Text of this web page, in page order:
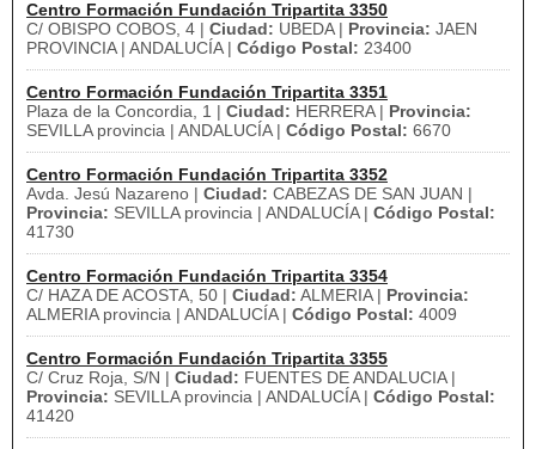
Centro Formación Fundación Tripartita 3350
C/ OBISPO COBOS, 4 | Ciudad: UBEDA | Provincia: JAEN
PROVINCIA | ANDALUCÍA | Código Postal: 23400
Centro Formación Fundación Tripartita 3351
Plaza de la Concordia, 1 | Ciudad: HERRERA | Provincia:
SEVILLA provincia | ANDALUCÍA | Código Postal: 6670
Centro Formación Fundación Tripartita 3352
Avda. Jesú Nazareno | Ciudad: CABEZAS DE SAN JUAN |
Provincia: SEVILLA provincia | ANDALUCÍA | Código Postal:
41730
Centro Formación Fundación Tripartita 3354
C/ HAZA DE ACOSTA, 50 | Ciudad: ALMERIA | Provincia:
ALMERIA provincia | ANDALUCÍA | Código Postal: 4009
Centro Formación Fundación Tripartita 3355
C/ Cruz Roja, S/N | Ciudad: FUENTES DE ANDALUCIA |
Provincia: SEVILLA provincia | ANDALUCÍA | Código Postal:
41420